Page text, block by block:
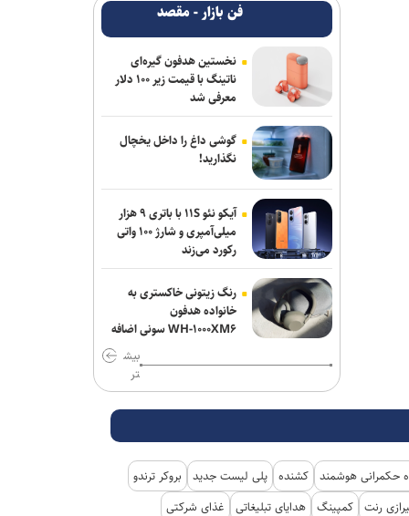
فن بازار - مقصد
نخستین هدفون گیره‌ای
ناتینگ با قیمت زیر ۱۰۰ دلار
معرفی شد
گوشی داغ را داخل یخچال
نگذارید!
آیکو نئو ۱۱S با باتری ۹ هزار
میلی‌آمپری و شارژ ۱۰۰ واتی
رکورد می‌زند
رنگ زیتونی خاکستری به
خانواده هدفون
WH-۱۰۰۰XM۶ سونی اضافه
بیش
تر
حکمرانی هوشمند کشنده پلی لیست جدید
بروکر ترندو
رنت کمپینگ هدایای تبلیغاتی غذای شرکتی